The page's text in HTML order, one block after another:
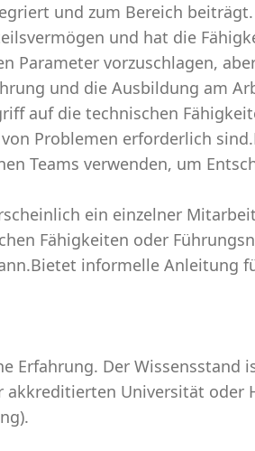
und zum Bereich beiträgt.
und hat die
Parameter vorzuschlagen,
und die Ausbildung am
auf die technischen
Problemen erforderlich
Teams verwenden, um
ein einzelner
Fähigkeiten oder
informelle Anleitung
Erfahrung. Der Wissensstand
Universität oder